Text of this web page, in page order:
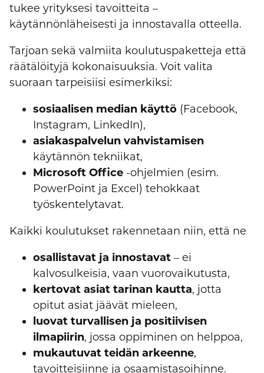
tukee yrityksesi tavoitteita –
käytännönläheisesti ja innostavalla otteella.
Tarjoan sekä valmiita koulutuspaketteja että
räätälöityjä kokonaisuuksia. Voit valita
suoraan tarpeisiisi esimerkiksi:
sosiaalisen median käyttö (Facebook,
Instagram, LinkedIn),
asiakaspalvelun vahvistamisen
käytännön tekniikat,
Microsoft Office -ohjelmien (esim.
PowerPoint ja Excel) tehokkaat
työskentelytavat.
Kaikki koulutukset rakennetaan niin, että ne
osallistavat ja innostavat – ei
kalvosulkeisia, vaan vuorovaikutusta,
kertovat asiat tarinan kautta, jotta
opitut asiat jäävät mieleen,
luovat turvallisen ja positiivisen
ilmapiirin, jossa oppiminen on helppoa,
mukautuvat teidän arkeenne,
tavoitteisiinne ja osaamistasoihinne.